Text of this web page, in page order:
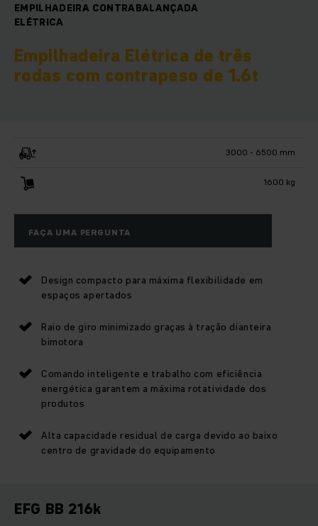
EMPILHADEIRA CONTRABALANÇADA
ELÉTRICA
Empilhadeira Elétrica de três
rodas com contrapeso de 1.6t
3000 - 6500 mm
1600 kg
FAÇA UMA PERGUNTA
Design compacto para máxima flexibilidade em
espaços apertados
Raio de giro minimizado graças à tração dianteira
bimotora
Comando inteligente e trabalho com eficiência
energética garantem a máxima rotatividade dos
produtos
Alta capacidade residual de carga devido ao baixo
centro de gravidade do equipamento
EFG BB 216k